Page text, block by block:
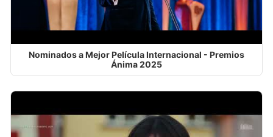
Nominados a Mejor Película Internacional - Premios
Ánima 2025